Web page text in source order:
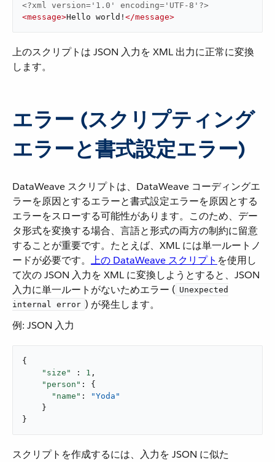
<?xml version='1.0' encoding='UTF-8'?>
<message>Hello world! </message>
上のスクリプトは JSON 入力を XML 出力に正常に変換
します。
エラー (スクリプティング
エラーと書式設定エラー)
DataWeave スクリプトは、DataWeave コーディングエ
ラーを原因とするエラーと書式設定エラーを原因とする
エラーをスローする可能性があります。このため、デー
タ形式を変換する場合、言語と形式の両方の制約に留意
することが重要です。たとえば、XML には単一ルートノ
ードが必要です。​ 上の DataWeave スクリプト ​を使用し
て次の JSON 入力を XML に変換しようとすると、JSON
入力に単一ルートがないためエラー (​ Unexpected
internal error ​) が発生します。
例: JSON 入力
{
"size"
: 1 ,
"person" : {
"name" :
"Yoda"
    }
}
スクリプトを作成するには、入力を JSON に似た ​